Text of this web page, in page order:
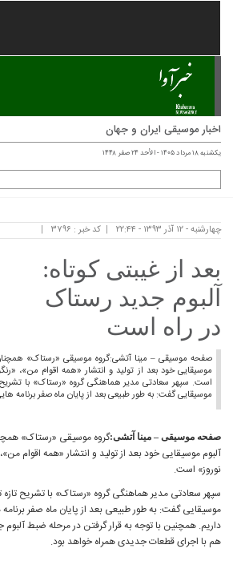
اخبار موسیقی ایران و جهان
یکشنبه ۱۸ مرداد ۱۴۰۵ - الأحد ۲۴ صفر ۱۴۴۸
چهارشنبه - ۱۲ آذر ۱۳۹۳ - ۲۲:۴۴ کد خبر : ۳۷۹۶
بعد از غیبتی کوتاه:
آلبوم جدید رستاک
در راه است
صفحه موسیقی – مینا آتشی:گروه موسیقی «رستاک»
موسیقایی خود بعد از تولید و انتشار «همه اقوام من»،
است. سپهر سعادتی مدیر هماهنگی گروه «رستاک» با
موسیقایی گفت: به طور طبیعی بعد از پایان ماه صفر برنامه
صفحه موسیقی – مینا آتشی:گروه موسیقی «رستاک»
آلبوم موسیقایی خود بعد از تولید و انتشار «همه اقوام
نوروز» است.
سپهر سعادتی مدیر هماهنگی گروه «رستاک» با تشریح
موسیقایی گفت: به طور طبیعی بعد از پایان ماه صفر برنامه
داریم. همچنین با توجه به قرار گرفتن در مرحله ضبط
هم با اجرای قطعات جدیدی همراه خواهد بود.